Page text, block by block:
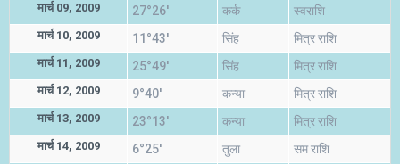
मार्च 09, 2009 27°26' कर्क स्वराशि
मार्च 10, 2009 11°43' सिंह मित्र राशि
मार्च 11, 2009 25°49' सिंह मित्र राशि
मार्च 12, 2009 9°40' कन्या मित्र राशि
मार्च 13, 2009 23°13' कन्या मित्र राशि
मार्च 14, 2009 6°25' तुला सम राशि